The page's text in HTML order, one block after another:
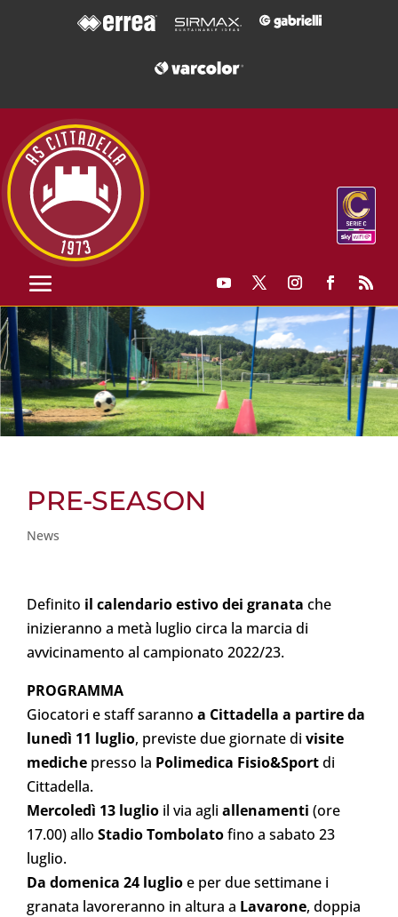
PRE-SEASON
News
Definito il calendario estivo dei granata che
inizieranno a metà luglio circa la marcia di
avvicinamento al campionato 2022/23.
PROGRAMMA
Giocatori e staff saranno a Cittadella a partire da
lunedì 11 luglio, previste due giornate di visite
mediche presso la Polimedica Fisio&Sportdi
Cittadella.
Mercoledì 13 luglio il via agli allenamenti (ore
17.00) allo Stadio Tombolatofino a sabato 23
luglio.
Da domenica 24 luglioe per due settimane i
granata lavoreranno in altura a Lavarone, doppia